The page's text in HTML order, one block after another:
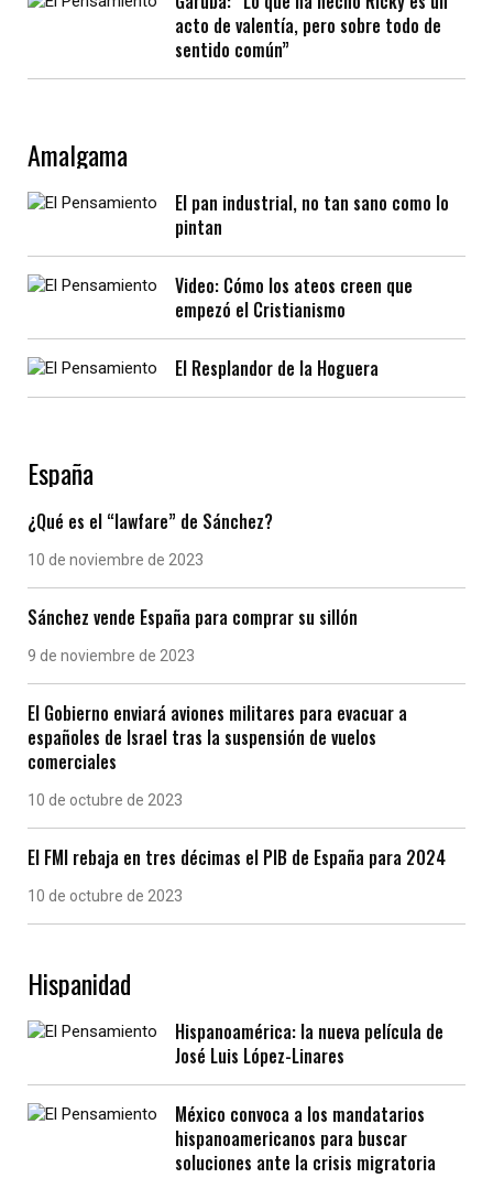
acto de valentía, pero sobre todo de
sentido común”
Amalgama
El pan industrial, no tan sano como lo
pintan
Video: Cómo los ateos creen que
empezó el Cristianismo
El Resplandor de la Hoguera
España
¿Qué es el “lawfare” de Sánchez?
10 de noviembre de 2023
Sánchez vende España para comprar su sillón
9 de noviembre de 2023
El Gobierno enviará aviones militares para evacuar a
españoles de Israel tras la suspensión de vuelos
comerciales
10 de octubre de 2023
El FMI rebaja en tres décimas el PIB de España para 2024
10 de octubre de 2023
Hispanidad
Hispanoamérica: la nueva película de
José Luis López-Linares
México convoca a los mandatarios
hispanoamericanos para buscar
soluciones ante la crisis migratoria